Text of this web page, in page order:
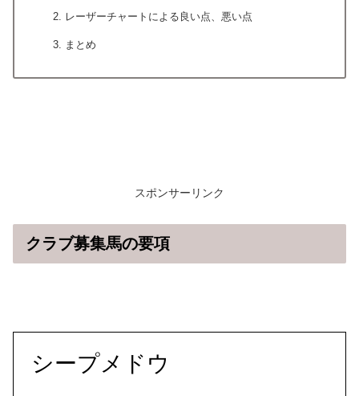
レーザーチャートによる良い点、悪い点
まとめ
スポンサーリンク
クラブ募集馬の要項
シープメドウ